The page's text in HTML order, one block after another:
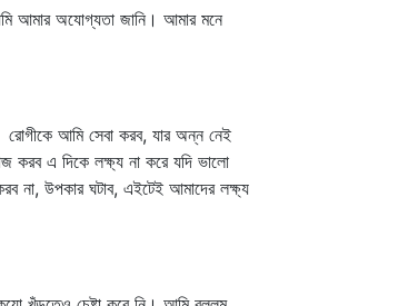
আমার অযোগ্যতা জানি। আমার মনে
আমি সেবা করব, যার অন্ন নেই
করব এ দিকে লক্ষ্য না করে যদি ভালো
না, উপকার ঘটাব, এইটেই আমাদের লক্ষ্য